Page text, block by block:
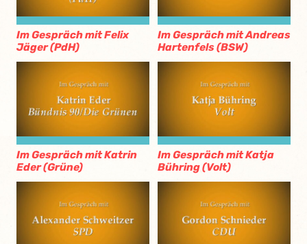
Im Gespräch mit Felix
Jäger (PdH)
Im Gespräch mit Andreas
Hartenfels (BSW)
Im Gespräch mit Katrin
Eder (Grüne)
Im Gespräch mit Katja
Bühring (Volt)